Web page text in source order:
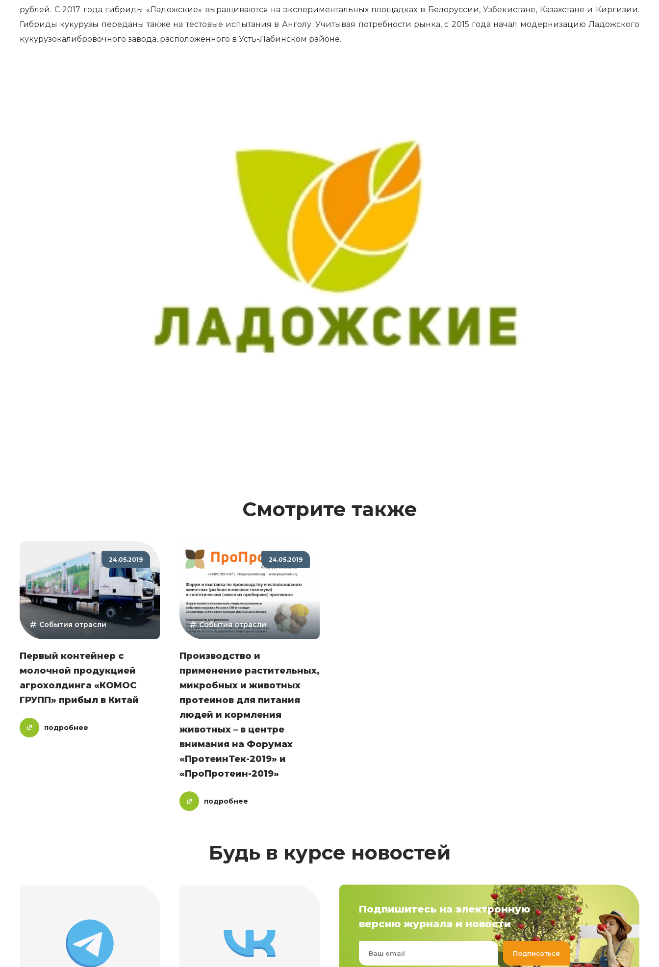
рублей. С 2017 года гибриды «Ладожские» выращиваются на экспериментальных площадках в Белоруссии, Узбекистане, Казахстане и Киргизии.
Гибриды кукурузы переданы также на тестовые испытания в Анголу. Учитывая потребности рынка, с 2015 года начал модернизацию Ладожского
кукурузокалибровочного завода, расположенного в Усть-Лабинском районе.
Смотрите также
24.05.2019
События отрасли
Первый контейнер с
молочной продукцией
агрохолдинга «КОМОС
ГРУПП» прибыл в Китай
подробнее
24.05.2019
События отрасли
Производство и
применение растительных,
микробных и животных
протеинов для питания
людей и кормления
животных – в центре
внимания на Форумах
«ПротеинТек-2019» и
«ПроПротеин-2019»
подробнее
Будь в курсе новостей
Подпишитесь на электронную
версию журнала и новости